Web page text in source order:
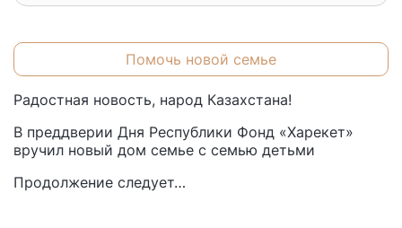
Помочь новой семье
Радостная новость, народ Казахстана!
В преддверии Дня Республики Фонд «Харекет»
вручил новый дом семье с семью детьми
Продолжение следует…